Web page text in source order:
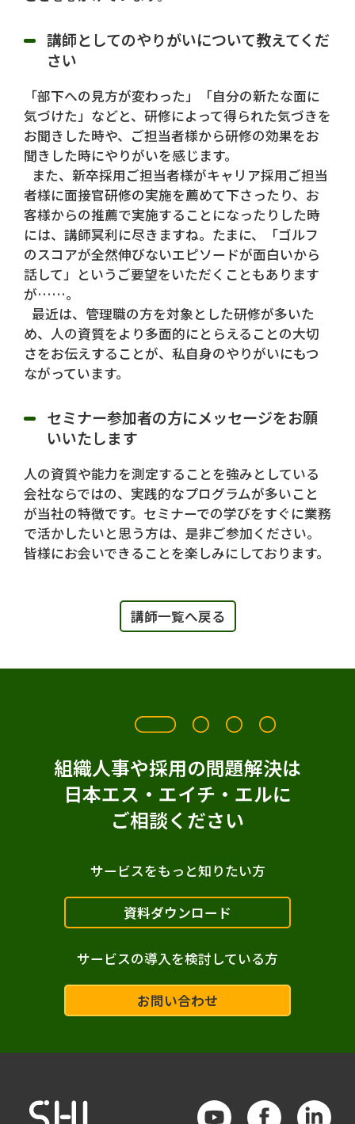
講師としてのやりがいについて教えてくだ
さい
「部下への見方が変わった」「自分の新たな面に
気づけた」などと、研修によって得られた気づきを
お聞きした時や、ご担当者様から研修の効果をお
聞きした時にやりがいを感じます。
また、新卒採用ご担当者様がキャリア採用ご担当
者様に面接官研修の実施を薦めて下さったり、お
客様からの推薦で実施することになったりした時
には、講師冥利に尽きますね。たまに、「ゴルフ
のスコアが全然伸びないエピソードが面白いから
話して」というご要望をいただくこともあります
が……。
最近は、管理職の方を対象とした研修が多いた
め、人の資質をより多面的にとらえることの大切
さをお伝えすることが、私自身のやりがいにもつ
ながっています。
セミナー参加者の方にメッセージをお願
いいたします
人の資質や能力を測定することを強みとしている
会社ならではの、実践的なプログラムが多いこと
が当社の特徴です。セミナーでの学びをすぐに業務
で活かしたいと思う方は、是非ご参加ください。
皆様にお会いできることを楽しみにしております。
講師一覧へ戻る
組織人事や採用の問題解決は
日本エス・エイチ・エルに
ご相談ください
サービスをもっと知りたい方
資料ダウンロード
サービスの導入を検討している方
お問い合わせ